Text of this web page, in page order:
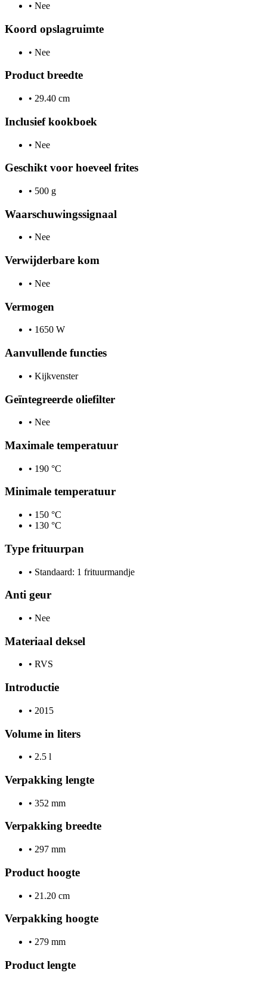
• Nee
Koord opslagruimte
• Nee
Product breedte
• 29.40 cm
Inclusief kookboek
• Nee
Geschikt voor hoeveel frites
• 500 g
Waarschuwingssignaal
• Nee
Verwijderbare kom
• Nee
Vermogen
• 1650 W
Aanvullende functies
• Kijkvenster
Geïntegreerde oliefilter
• Nee
Maximale temperatuur
• 190 °C
Minimale temperatuur
• 150 °C
• 130 °C
Type frituurpan
• Standaard: 1 frituurmandje
Anti geur
• Nee
Materiaal deksel
• RVS
Introductie
• 2015
Volume in liters
• 2.5 l
Verpakking lengte
• 352 mm
Verpakking breedte
• 297 mm
Product hoogte
• 21.20 cm
Verpakking hoogte
• 279 mm
Product lengte